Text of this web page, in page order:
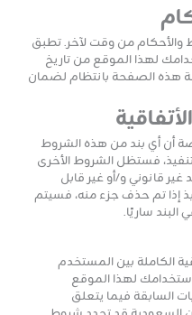
من وقت لآخر. تطبق
لهذا الموقع من تاريخ
هذه الصفحة بانتظام لضمان
أن أي بند من هذه الشروط
فستظل الشروط الأخرى
قانوني و/أو غير قابل
إذا تم حذف جزء منه، فسيتم
البند ساريًا.
الكاملة بين المستخدم
لهذا الموقع
السابقة فيما يتعلق